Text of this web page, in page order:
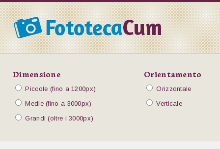
Dimensione Orientamento
Piccole (fino a 1200px)
Orizzontale
Medie (fino a 3000px)
Verticale
Grandi (oltre i 3000px)